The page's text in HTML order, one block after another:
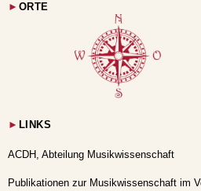
► ORTE
► LINKS
ACDH, Abteilung Musikwissenschaft
Publikationen zur Musikwissenschaft im